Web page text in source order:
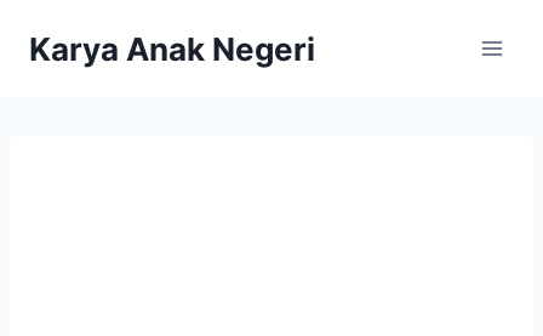
Karya Anak Negeri